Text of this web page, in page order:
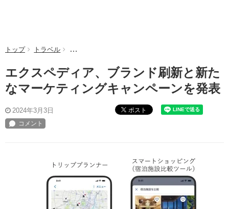
トップ トラベル エクスペディア、ブランド刷新と新たなマーケティ
エクスペディア、ブランド刷新と新た
なマーケティングキャンペーンを発表
2024年3月3日 ポスト